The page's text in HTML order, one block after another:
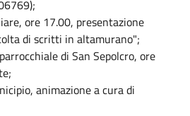
ore 17.00, presentazione
di scritti in altamurano";
di San Sepolcro, ore
animazione a cura di